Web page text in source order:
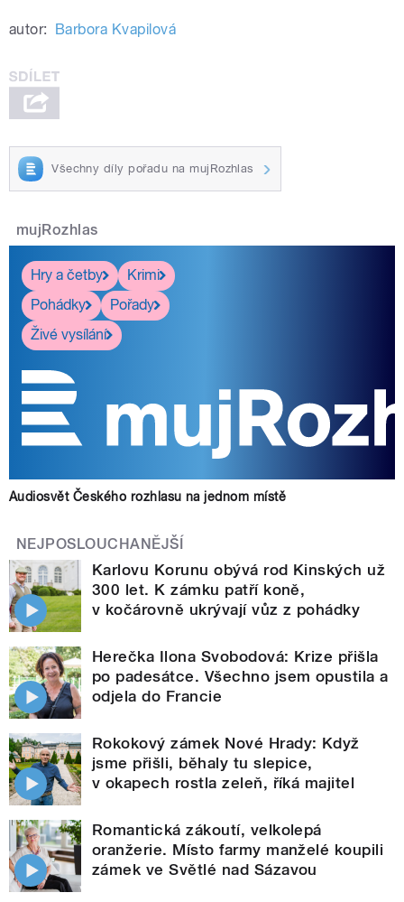
autor: Barbora Kvapilová
Všechny díly pořadu na mujRozhlas
mujRozhlas
Hry a četby
Krimi
Pohádky
Pořady
Živé vysílání
Audiosvět Českého rozhlasu na jednom místě
NEJPOSLOUCHANĚJŠÍ
Karlovu Korunu obývá rod Kinských už
300 let. K zámku patří koně,
v kočárovně ukrývají vůz z pohádky
Herečka Ilona Svobodová: Krize přišla
po padesátce. Všechno jsem opustila a
odjela do Francie
Rokokový zámek Nové Hrady: Když
jsme přišli, běhaly tu slepice,
v okapech rostla zeleň, říká majitel
Romantická zákoutí, velkolepá
oranžerie. Místo farmy manželé koupili
zámek ve Světlé nad Sázavou